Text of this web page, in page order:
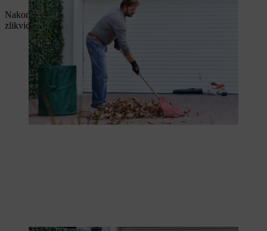
Nakonec můžete listy vložit do velkého pytle, abyste je mohli
zlikvidovat nebo recyklovat.